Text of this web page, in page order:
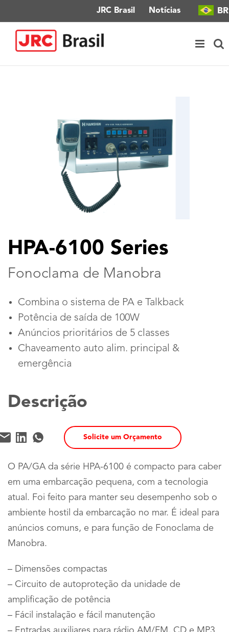
conteúdo
JRC Brasil Notícias BR
HPA-6100 Series
Fonoclama de Manobra
Combina o sistema de PA e Talkback
Potência de saída de 100W
Anúncios prioritários de 5 classes
Chaveamento auto alim. principal &
emergência
Descrição
Solicite um Orçamento
O PA/GA da série HPA-6100 é compacto para caber
em uma embarcação pequena, com a tecnologia
atual. Foi feito para manter seu desempenho sob o
ambiente hostil da embarcação no mar. É ideal para
anúncios comuns, e para função de Fonoclama de
Manobra.
– Dimensões compactas
– Circuito de autoproteção da unidade de
amplificação de potência
– Fácil instalação e fácil manutenção